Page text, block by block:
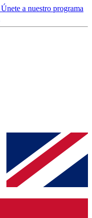
Únete a nuestro programa